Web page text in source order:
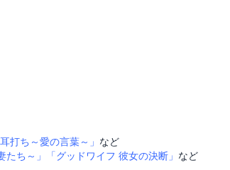
耳打ち～愛の言葉～」 など
たち～」 「グッドワイフ 彼女の決断」 など